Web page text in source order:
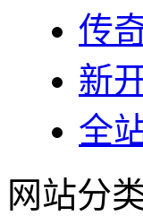
传
新
全
网站分